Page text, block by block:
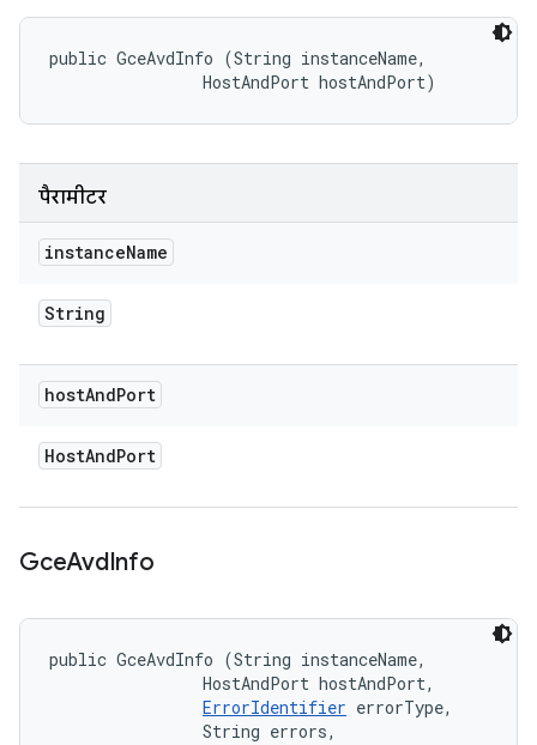
public GceAvdInfo (String instanceName,
                HostAndPort hostAndPort)
पैरामीटर
instanceName
String
hostAndPort
HostAndPort
GceAvdInfo
public GceAvdInfo (String instanceName,
                HostAndPort hostAndPort,
ErrorIdentifier errorType,
                String errors,